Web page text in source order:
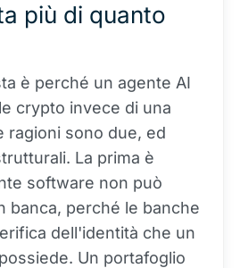
più di quanto
è perché un agente AI
crypto invece di una
ragioni sono due, ed
La prima è
software non può
banca, perché le banche
dell'identità che un
Un portafoglio